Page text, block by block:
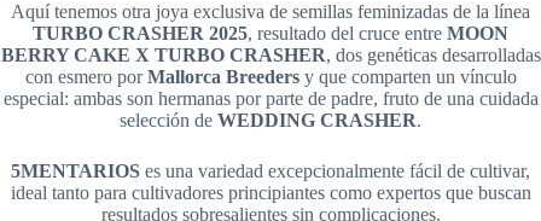
Aquí tenemos otra joya exclusiva de semillas feminizadas de la línea
TURBO CRASHER 2025, resultado del cruce entre MOON
BERRY CAKE X TURBO CRASHER, dos genéticas desarrolladas
con esmero porMallorca Breedersy que comparten un vínculo
especial: ambas son hermanas por parte de padre, fruto de una cuidada
selección de WEDDING CRASHER.
5MENTARIOS es una variedad excepcionalmente fácil de cultivar,
ideal tanto para cultivadores principiantes como expertos que buscan
resultados sobresalientes sin complicaciones.